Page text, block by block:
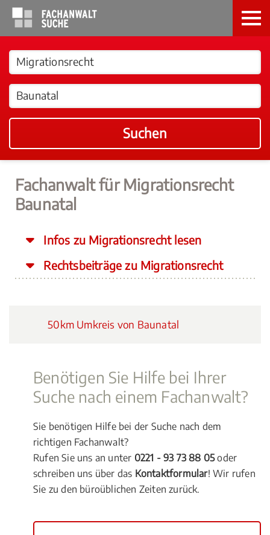
Suchen
Fachanwalt für Migrationsrecht
Baunatal
Infos zu Migrationsrecht lesen
Rechtsbeiträge zu Migrationsrecht
50km Umkreis von Baunatal
Benötigen Sie Hilfe bei Ihrer
Suche nach einem Fachanwalt?
Sie benötigen Hilfe bei der Suche nach dem
richtigen Fachanwalt?
Rufen Sie uns an unter 0221 - 93 73 88 05oder
schreiben uns über das Kontaktformular! Wir rufen
Sie zu den büroüblichen Zeiten zurück.